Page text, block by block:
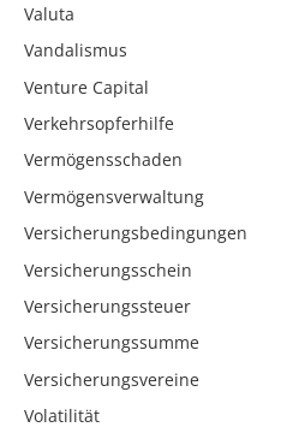
Valuta
Vandalismus
Venture Capital
Verkehrsopferhilfe
Vermögensschaden
Vermögensverwaltung
Versicherungsbedingungen
Versicherungsschein
Versicherungssteuer
Versicherungssumme
Versicherungsvereine
Volatilität